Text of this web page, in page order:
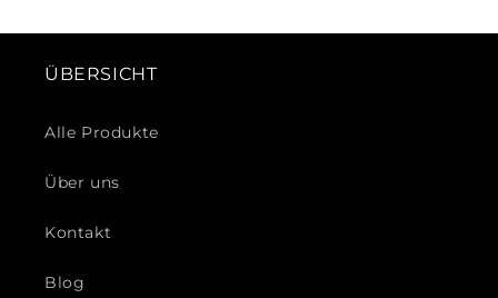
ÜBERSICHT
Alle Produkte
Über uns
Kontakt
Blog